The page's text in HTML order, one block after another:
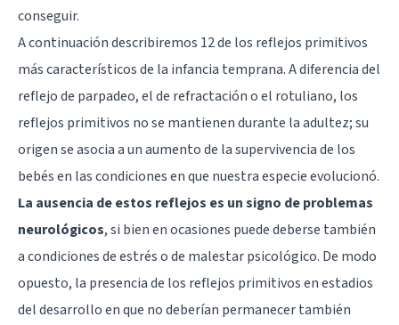
conseguir.
A continuación describiremos 12 de los reflejos primitivos
más característicos de la infancia temprana. A diferencia del
reflejo de parpadeo, el de refractación o el rotuliano, los
reflejos primitivos no se mantienen durante la adultez; su
origen se asocia a un aumento de la supervivencia de los
bebés en las condiciones en que nuestra especie evolucionó.
La ausencia de estos reflejos es un signo de problemas
neurológicos, si bien en ocasiones puede deberse también
a condiciones de estrés o de malestar psicológico. De modo
opuesto, la presencia de los reflejos primitivos en estadios
del desarrollo en que no deberían permanecer también